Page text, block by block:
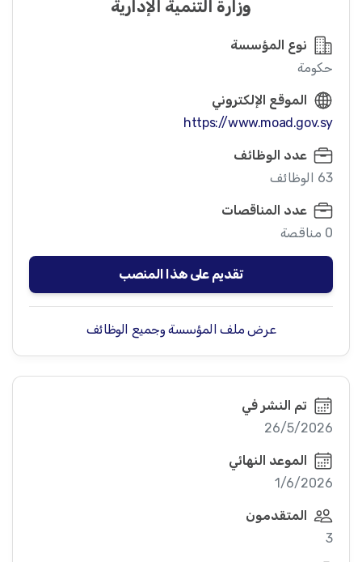
وزارة التنمية الإدارية
نوع المؤسسة
حكومة
الموقع الإلكتروني
https://www.moad.gov.sy
عدد الوظائف
63 الوظائف
عدد المناقصات
0 مناقصة
تقديم على هذا المنصب
عرض ملف المؤسسة وجميع الوظائف
تم النشر في
26/5/2026
الموعد النهائي
1/6/2026
المتقدمون
3